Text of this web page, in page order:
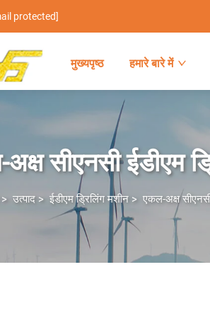
protected]
मुख्यपृष्ठ हमारे बारे में
सीएनसी ईडीएम
> उत्पाद> ईडीएम ड्रिलिंग मशीन > एकल-अक्ष